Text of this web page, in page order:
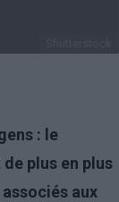
: le
plus en plus
aux